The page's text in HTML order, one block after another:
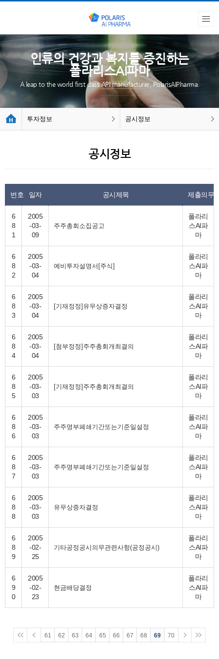
인류의 건강과 복지를 증진하는
폴라리스AI파마
A leap to the world first class API manufacturer, PolarisAIPharma.
투자정보 공시정보
공시정보
번호 일자 공시제목 제출의무
6
8
1
2005
-03-
09
주주총회소집공고
폴라리
스AI파
마
6
8
2
2005
-03-
04
예비투자설명서[주식]
폴라리
스AI파
마
6
8
3
2005
-03-
04
[기재정정]유무상증자결정
폴라리
스AI파
마
6
8
4
2005
-03-
04
[첨부정정]주주총회개최결의
폴라리
스AI파
마
6
8
5
2005
-03-
03
[기재정정]주주총회개최결의
폴라리
스AI파
마
6
8
6
2005
-03-
03
주주명부폐쇄기간또는기준일설정
폴라리
스AI파
마
6
8
7
2005
-03-
03
주주명부폐쇄기간또는기준일설정
폴라리
스AI파
마
6
8
8
2005
-03-
03
유무상증자결정
폴라리
스AI파
마
6
8
9
2005
-02-
25
기타공정공시의무관련사항(공정공시)
폴라리
스AI파
마
6
9
0
2005
-02-
23
현금배당결정
폴라리
스AI파
마
61 62 63 64 65 66 67 68 69 70